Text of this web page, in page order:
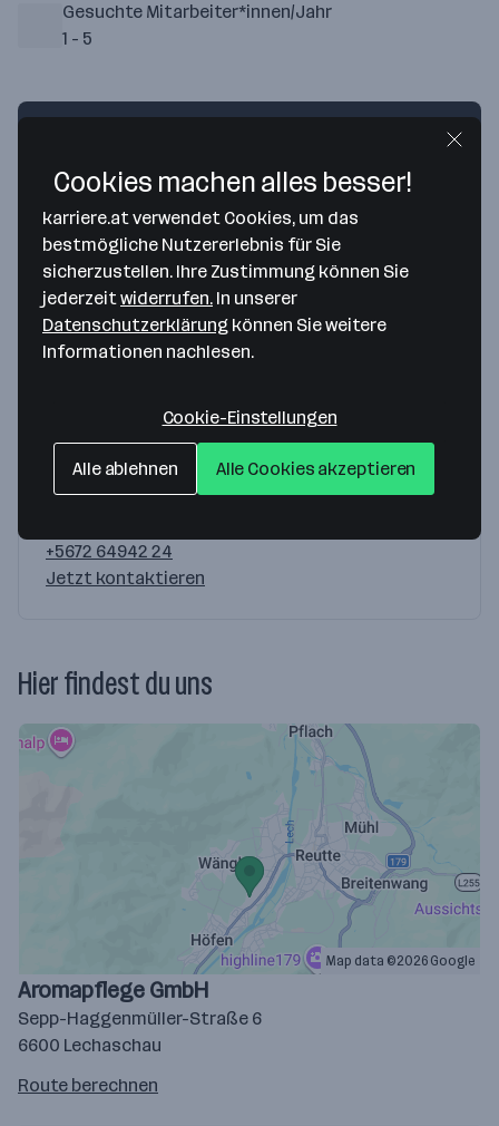
Gesuchte Mitarbeiter*innen/Jahr
1 - 5
Du hast Fragen?
Wir helfen dir gerne weiter!
Gründerin & Geschäftsführerin
Zurück zur Natur bringt uns der Gesundheit einen
Schritt näher.
+5672 64942 24
Jetzt kontaktieren
Hier findest du uns
Map data ©2026 Google
Aromapflege GmbH
Sepp-Haggenmüller-Straße 6
6600 Lechaschau
Route
Route berechnen
Cookies machen alles besser!
karriere.at verwendet Cookies, um das
bestmögliche Nutzererlebnis für Sie
sicherzustellen. Ihre Zustimmung können Sie
jederzeitwiderrufen. In unserer
Datenschutzerklärung können Sie weitere
Informationen nachlesen.
Cookie-Einstellungen
Alle ablehnen Alle Cookies akzeptieren